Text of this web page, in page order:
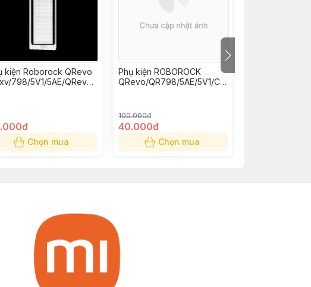
kiện Roborock QRevo
798/5V1/5AE/QRevo
Chọn mua
Phụ kiện ROBOROCK
QRevo/QR798/5AE/5V1/C
100.000đ
40.000đ
Chọn mua